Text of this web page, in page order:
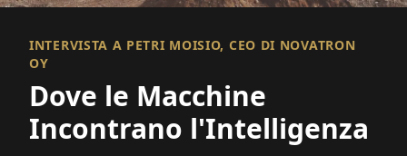
INTERVISTA A PETRI MOISIO, CEO DI NOVATRON
OY
Dove le Macchine
Incontrano l'Intelligenza